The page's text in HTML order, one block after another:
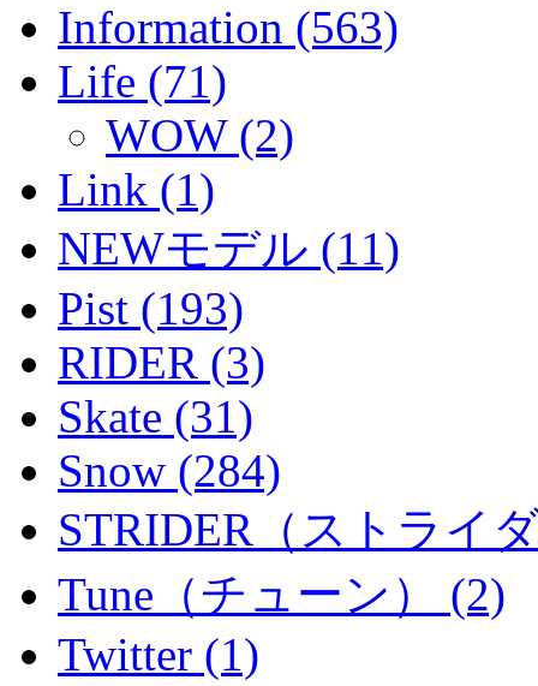
Information (563)
Life (71)
WOW (2)
Link (1)
NEWモデル (11)
Pist (193)
RIDER (3)
Skate (31)
Snow (284)
STRIDER（ストライ
Tune（チューン） (2)
Twitter (1)